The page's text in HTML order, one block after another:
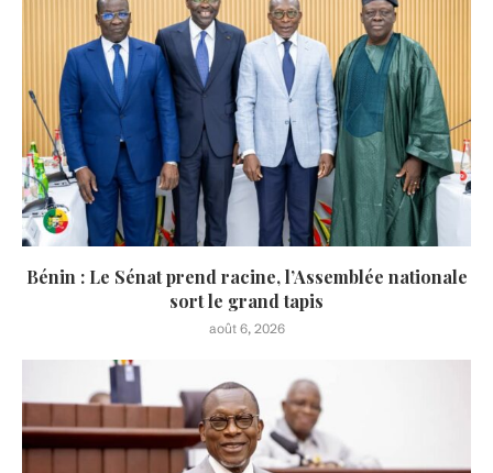
Bénin : Le Sénat prend racine, l’Assemblée nationale
sort le grand tapis
août 6, 2026